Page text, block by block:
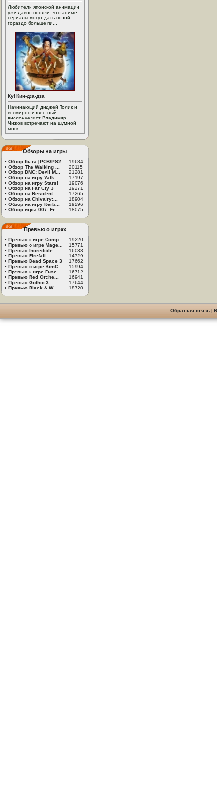
Любители японской анимации
уже давно поняли ,что аниме
сериалы могут дать порой
гораздо больше пи...
Ку! Кин-дза-дза
Начинающий диджей Толик и
всемирно известный
виолончелист Владимир
Чижов встречают на шумной
моск...
Обзоры на игры
• Обзор Ibara [PCB/PS2]
19684
• Обзор The Walking ...
20115
• Обзор DMC: Devil M...
21281
• Обзор на игру Valk...
17197
• Обзор на игру Stars!
19076
• Обзор на Far Cry 3
19271
• Обзор на Resident ...
17265
• Обзор на Chivalry:...
18904
• Обзор на игру Kerb...
19296
• Обзор игры 007: Fr... 18075
Превью о играх
• Превью к игре Comp...
19220
• Превью о игре Mage...
15771
• Превью Incredible ...
16033
• Превью Firefall
14729
• Превью Dead Space 3
17662
• Превью о игре SimC...
15994
• Превью к игре Fuse
16712
• Превью Red Orche...
16941
• Превью Gothic 3
17644
• Превью Black & W... 18720
Обратная связь